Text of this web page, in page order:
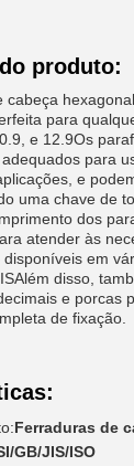
produto:
cabeça
para
e 12.9Os
para
e
uma chave de
dos
atender às
em
disso,
e porcas
de fixação.
Ferraduras de
GB/JIS/ISO